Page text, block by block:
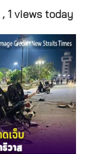
, 1 views today